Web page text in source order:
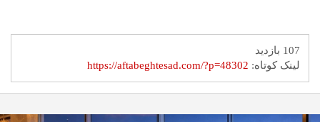
107 بازدید
لینک کوتاه:https://aftabeghtesad.com/?p=48302